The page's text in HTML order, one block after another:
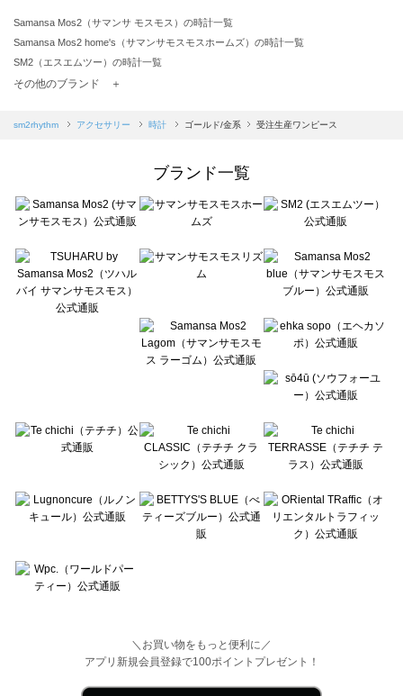
Samansa Mos2（サマンサ モスモス）の時計一覧
Samansa Mos2 home's（サマンサモスモスホームズ）の時計一覧
SM2（エスエムツー）の時計一覧
TSUHARU by Samansa Mos2（ツハルバイサマンサモスモス）の時計一覧
Samansa Mos2 blue（サマンサモスモス ブルー）の時計一覧
sō4ū（ソウフォーユー）の時計一覧
Te chichi（テチチ）の時計一覧
Te chichi CLASSIC（テチチ クラシック）の時計一覧
Lugnoncure（ルノンキュール）の時計一覧
BETTY'S BLUE（べティーズブルー）の時計一覧
Wpc.（ワールドパーティー）の時計一覧
その他のブランド ＋
sm2rhythm アクセサリー 時計 ゴールド/金系 受注生産ワンピース
ブランド一覧
＼お買い物をもっと便利に／
アプリ新規会員登録で100ポイントプレゼント！